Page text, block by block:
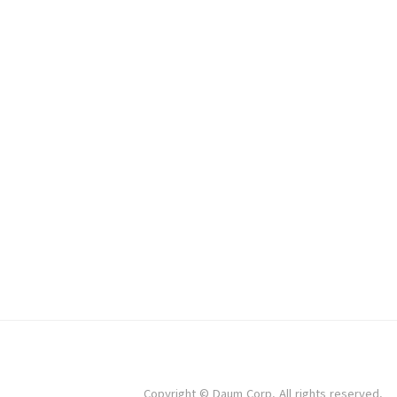
Copyright © Daum Corp. All rights reserved.